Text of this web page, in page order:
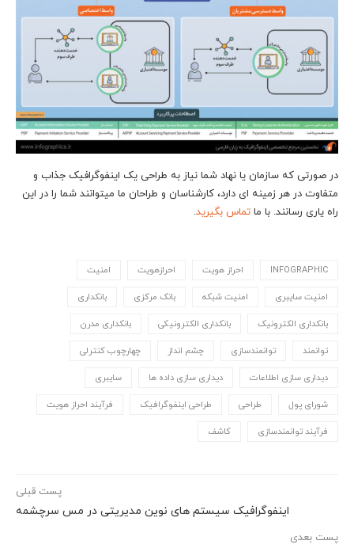
در صورتی که سازمان یا نهاد شما نیاز به طراحی یک اینفوگرافیک جذاب و
متفاوت در هر زمینه ای دارد، کارشناسان و طراحان ما می‎توانند شما را در این
راه یاری رسانند. با ما تماس بگیرید.
INFOGRAPHIC احراز هویت احرازهویت امنیت
امنیت سایبری امنیت شبکه بانک مرکزی بانکداری
بانکداری الکترونیک بانکداری الکترونیکی بانکداری مدرن
توانمند توانمندسازی چشم انداز چهارچوب کنترلی
دیداری سازی اطلاعات دیداری سازی داده ها سایبری
شورای پول طراحی طراحی اینفوگرافیک فرآیند احراز هویت
فرآیند توانمندسازی کاشف
پست قبلی
اینفوگرافیک سیستم های نوین مدیریتی در مس سرچشمه
پست بعدی